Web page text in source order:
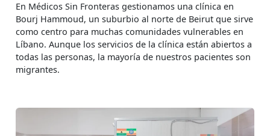
En Médicos Sin Fronteras gestionamos una clínica en
Bourj Hammoud, un suburbio al norte de Beirut que sirve
como centro para muchas comunidades vulnerables en
Líbano. Aunque los servicios de la clínica están abiertos a
todas las personas, la mayoría de nuestros pacientes son
migrantes.